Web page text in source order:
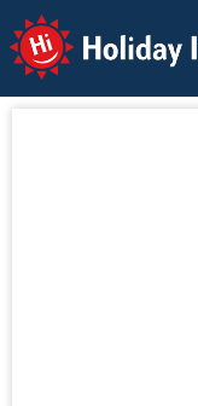
Holiday Info